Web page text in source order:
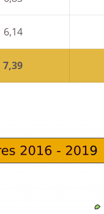
6,14
7,39